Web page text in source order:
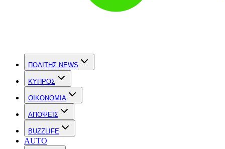
ΠΟΛΙΤΗΣ NEWS
ΚΥΠΡΟΣ
OIKONOMIA
ΑΠΟΨΕΙΣ
BUZZLIFE
AUTO